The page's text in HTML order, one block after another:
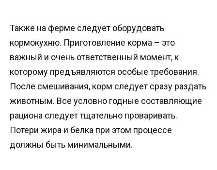
Также на ферме следует оборудовать
кормокухню. Приготовление корма – это
важный и очень ответственный момент, к
которому предъявляются особые требования.
После смешивания, корм следует сразу раздать
животным. Все условно годные составляющие
рациона следует тщательно проваривать.
Потери жира и белка при этом процессе
должны быть минимальными.